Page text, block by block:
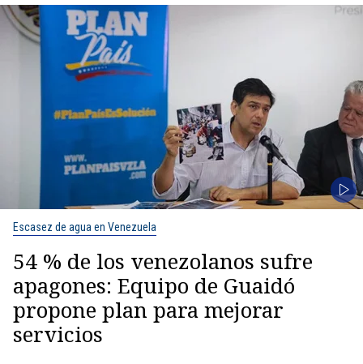
Escasez de agua en Venezuela
54 % de los venezolanos sufre
apagones: Equipo de Guaidó
propone plan para mejorar
servicios